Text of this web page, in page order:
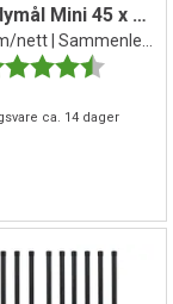
Innebandymål Mini 45 x 60 cm
ca. 14dager